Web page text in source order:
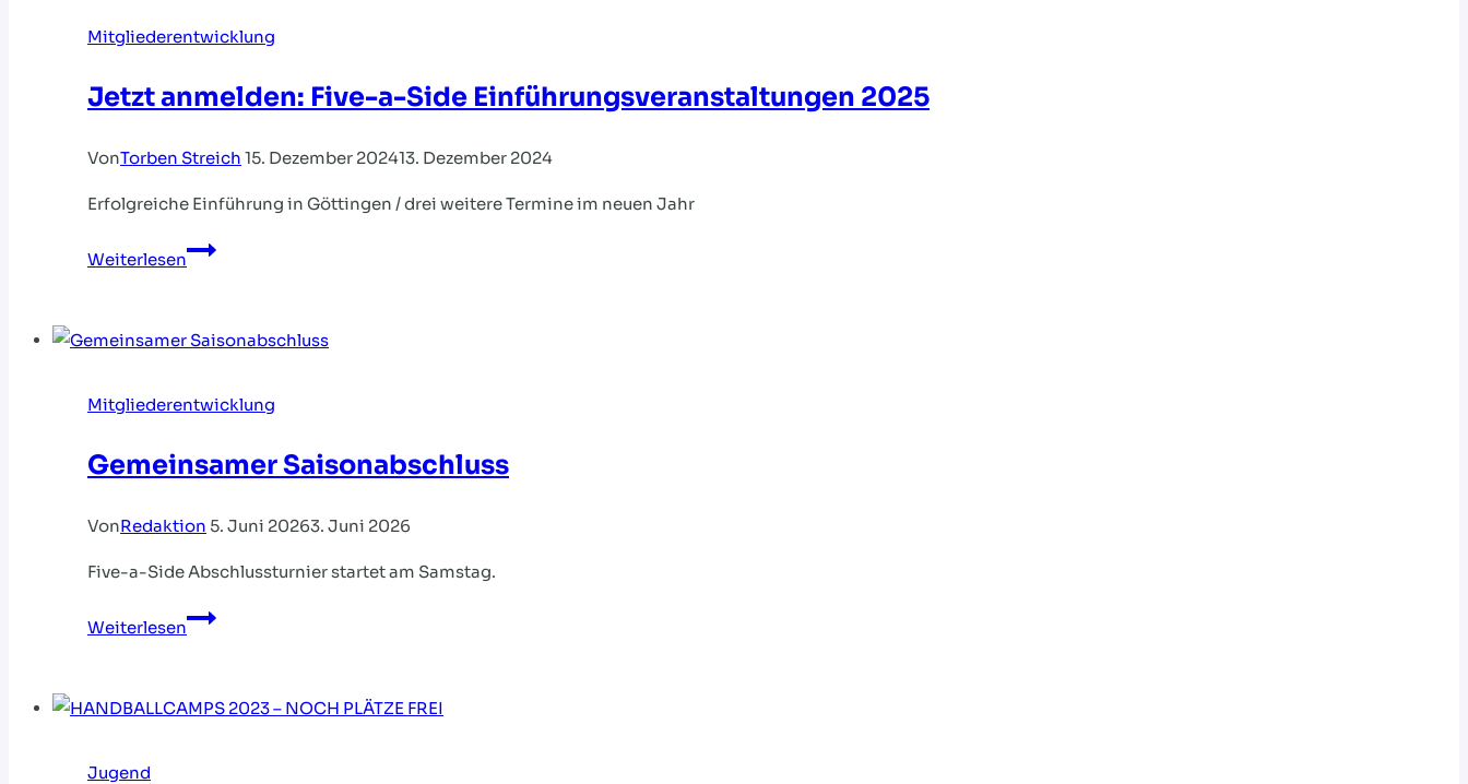
weiter
Mitgliederentwicklung
Jetzt anmelden: Five-a-Side Einführungsveranstaltungen 2025
VonTorben Streich 15. Dezember 202413. Dezember 2024
Erfolgreiche Einführung in Göttingen / drei weitere Termine im neuen Jahr
Weiterlesen
Jetzt
a-
Einführungsveranstaltungen
Mitgliederentwicklung
Gemeinsamer Saisonabschluss
VonRedaktion 5. Juni 20263. Juni 2026
Five-a-Side Abschlussturnier startet am Samstag.
Weiterlesen
Gemeinsamer
Jugend